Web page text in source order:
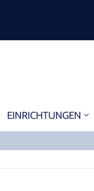
EINRICHTUNGEN